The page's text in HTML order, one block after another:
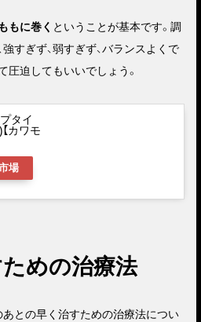
もに巻く ということが基本です。調
すぎず、弱すぎず、バランスよくで
圧迫してもいいでしょう。
タイ
カワモ
場
めの治療法
あとの早く治すための治療法につい